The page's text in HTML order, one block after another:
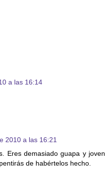
a las 16:14
2010 a las 16:21
Eres demasiado guapa y joven
de habértelos hecho.